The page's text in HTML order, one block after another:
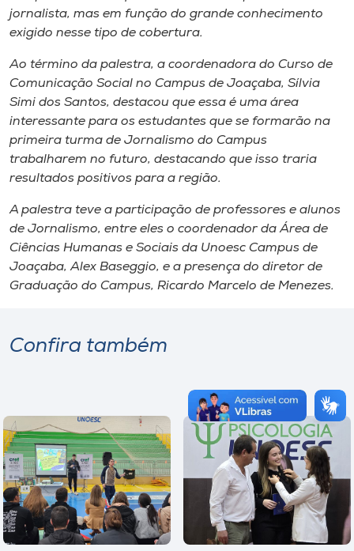
jornalista, mas em função do grande conhecimento
exigido nesse tipo de cobertura.
Ao término da palestra, a coordenadora do Curso de
Comunicação Social no Campus de Joaçaba, Sílvia
Simi dos Santos, destacou que essa é uma área
interessante para os estudantes que se formarão na
primeira turma de Jornalismo do Campus
trabalharem no futuro, destacando que isso traria
resultados positivos para a região.
A palestra teve a participação de professores e alunos
de Jornalismo, entre eles o coordenador da Área de
Ciências Humanas e Sociais da Unoesc Campus de
Joaçaba, Alex Baseggio, e a presença do diretor de
Graduação do Campus, Ricardo Marcelo de Menezes.
Confira também